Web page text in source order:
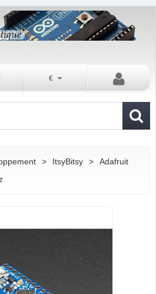
€
> ItsyBitsy >
Adafruit